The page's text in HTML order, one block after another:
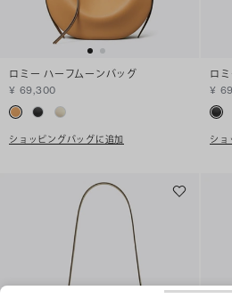
ロミー ハーフムーンバッグ
¥ 69,300
ショッピングバッグに追加
ロ
¥
ショ